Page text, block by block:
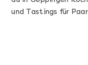
und Tastings für